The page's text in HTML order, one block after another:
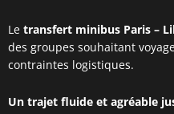
Le transfert minibus Paris –
des groupes souhaitant
contraintes logistiques.
Un trajet fluide et agréable